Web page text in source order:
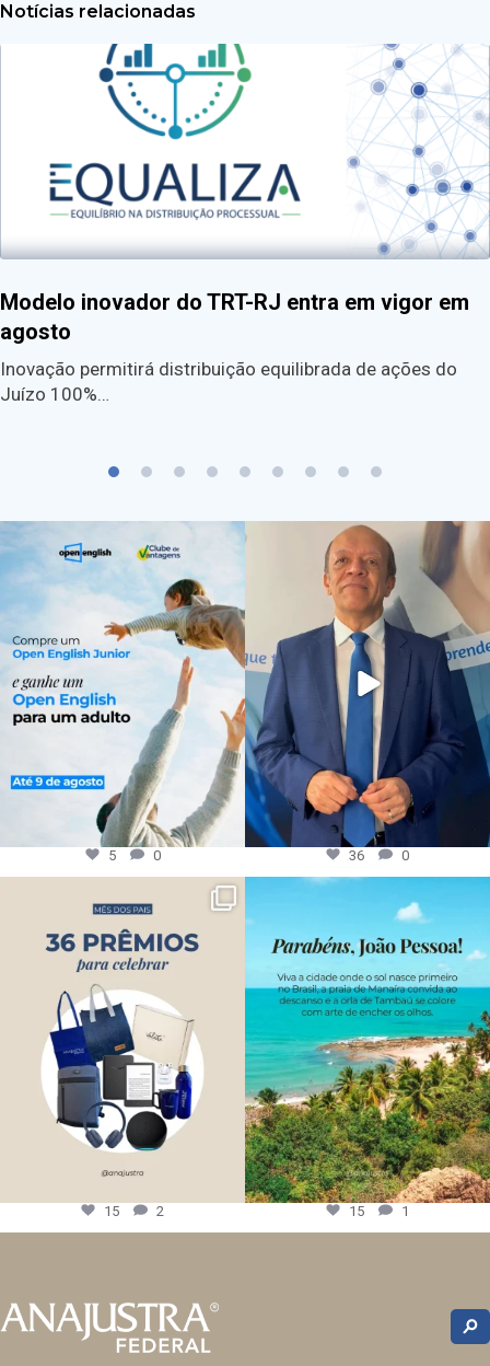
Notícias relacionadas
Modelo inovador do TRT-RJ entra em vigor em
agosto
Inovação permitirá distribuição equilibrada de ações do
Juízo 100%…
5 0 36 0
15 2 15 1